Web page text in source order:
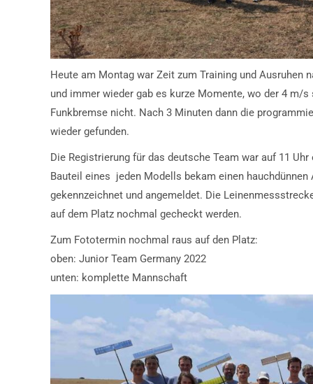
Heute am Montag war Zeit zum Training und Ausruhen
und immer wieder gab es kurze Momente, wo der 4
Funkbremse nicht. Nach 3 Minuten dann die
wieder gefunden.
Die Registrierung für das deutsche Team war auf 11
Bauteil eines jeden Modells bekam einen
gekennzeichnet und angemeldet. Die
auf dem Platz nochmal gecheckt werden.
Zum Fototermin nochmal raus auf den Platz:
oben: Junior Team Germany 2022
unten: komplette Mannschaft